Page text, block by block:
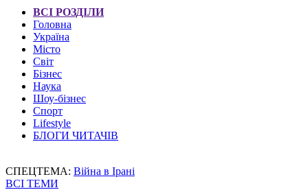
ВСІ РОЗДІЛИ
Головна
Україна
Місто
Світ
Бізнес
Наука
Шоу-бізнес
Спорт
Lifestyle
БЛОГИ ЧИТАЧІВ
СПЕЦТЕМА: Війна в Ірані
ВСІ ТЕМИ